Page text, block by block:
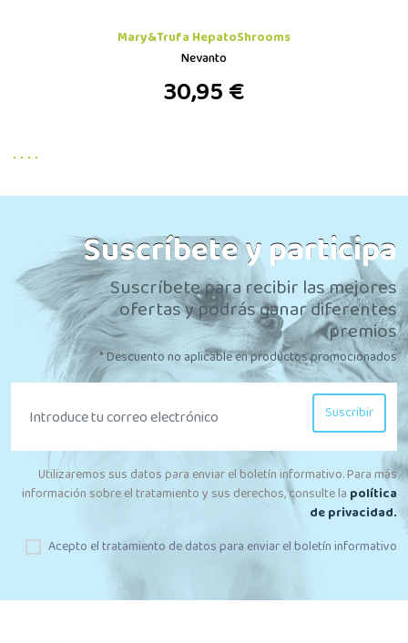
Mary&Trufa HepatoShrooms
Nevanto
30,95 €
Suscríbete y participa
Suscríbete para recibir las mejores
ofertas y podrás ganar diferentes
premios
* Descuento no aplicable en productos promocionados
Suscribir
Utilizaremos sus datos para enviar el boletín informativo. Para más
información sobre el tratamiento y sus derechos, consulte la política
de privacidad.
Acepto el tratamiento de datos para enviar el boletín informativo